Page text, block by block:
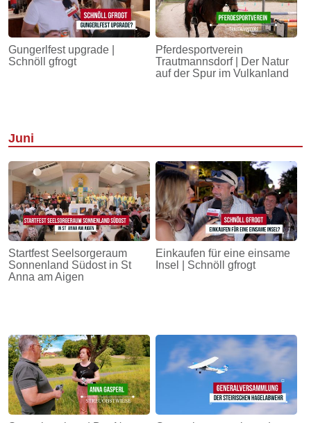
Gungerlfest upgrade |
Schnöll gfrogt
Pferdesportverein
Trautmannsdorf | Der Natur
auf der Spur im Vulkanland
Juni
Startfest Seelsorgeraum
Sonnenland Südost in St
Anna am Aigen
Einkaufen für eine einsame
Insel | Schnöll gfrogt